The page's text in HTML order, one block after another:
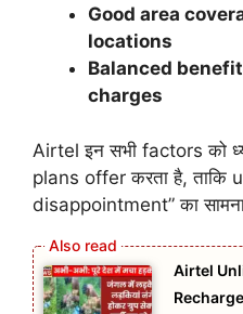
Good area
locations
Balanced
charges
Airtel इन सभी factors को
plans offer करता है, ताकि
disappointment” का
Airtel